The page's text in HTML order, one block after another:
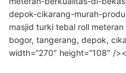
depok-cikarang-murah-
masjid turki tebal roll
bogor, tangerang, depok,
width=”270″ height=”108″ /